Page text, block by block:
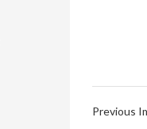
Previous